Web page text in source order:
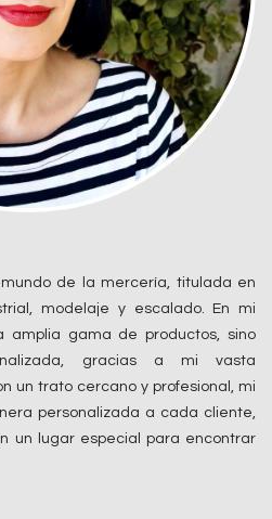
de la mercería, titulada en
modelaje y escalado. En mi
amplia gama de productos, sino
gracias a mi vasta
un trato cercano y profesional, mi
personalizada a cada cliente,
un lugar especial para encontrar